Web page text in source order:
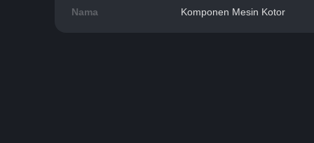
Nama Komponen Mesin Kotor